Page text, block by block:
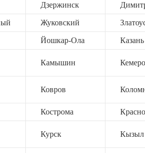
Дзержинск
Жуковский
Йошкар-Ола Казань
Камышин
Ковров
Кострома
Курск Кызыл